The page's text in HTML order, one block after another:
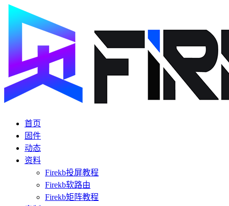
首页
固件
动态
资料
Firekb投屏教程
Firekb软路由
Firekb矩阵教程